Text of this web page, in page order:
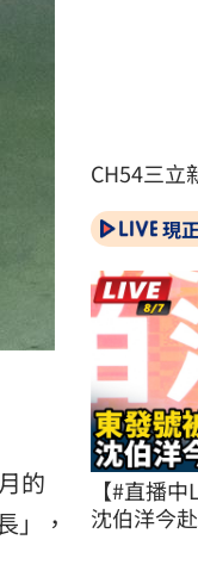
的
」，
CH54三立
現
【#直播
沈伯洋今